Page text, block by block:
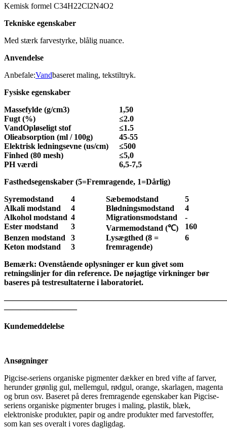
Kemisk formel C34H22Cl2N4O2
Tekniske egenskaber
Med stærk farvestyrke, blålig nuance.
Anvendelse
Anbefale:Vandbaseret maling, tekstiltryk.
Fysiske egenskaber
Massefylde (g/cm3)
1,50
Fugt (%)
≤2.0
VandOpløseligt stof ≤1.5
Olieabsorption (ml / 100g)
45-55
Elektrisk ledningsevne (us/cm)
≤500
Finhed (80 mesh)
≤5,0
PH værdi
6,5-7,5
Fasthedsegenskaber (5=Fremragende, 1=Dårlig)
Syremodstand
4 Sæbemodstand
5
Alkali modstand
4 Blødningsmodstand
4
Alkohol modstand 4 Migrationsmodstand
-
Ester modstand
3 Varmemodstand (℃)
160
Benzen modstand
3
Lysægthed (8 =
fremragende)
6
Keton modstand
3
Bemærk: Ovenstående oplysninger er kun givet som
retningslinjer for din reference. De nøjagtige virkninger bør
baseres på testresultaterne i laboratoriet.
—————————
Kundemeddelelse
Ansøgninger
Pigcise-seriens organiske pigmenter dækker en bred vifte af farver,
herunder grønlig gul, mellemgul, rødgul, orange, skarlagen, magenta
og brun osv. Baseret på deres fremragende egenskaber kan Pigcise-
seriens organiske pigmenter bruges i maling, plastik, blæk,
elektroniske produkter, papir og andre produkter med farvestoffer,
som kan ses overalt i vores dagligdag.